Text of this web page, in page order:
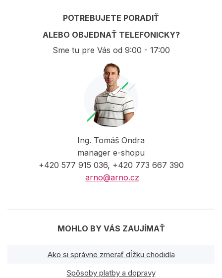
POTREBUJETE PORADIŤ
ALEBO OBJEDNAŤ TELEFONICKY?
Sme tu pre Vás od 9:00 - 17:00
Ing. Tomáš Ondra
manager e-shopu
+420 577 915 036, +420 773 667 390
arno@arno.cz
MOHLO BY VÁS ZAUJÍMAŤ
Ako si správne zmerať dĺžku chodidla
Spôsoby platby a dopravy